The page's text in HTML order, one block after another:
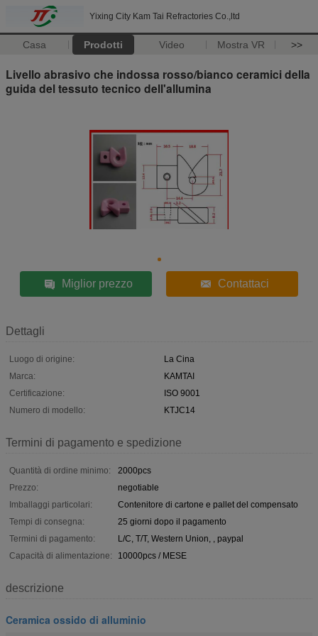
Yixing City Kam Tai Refractories Co.,ltd
Casa Prodotti Video Mostra VR >>
Livello abrasivo che indossa rosso/bianco ceramici della
guida del tessuto tecnico dell'allumina
Miglior prezzo Contattaci
Dettagli
Luogo di origine:
La Cina
Marca:
KAMTAI
Certificazione:
ISO 9001
Numero di modello:
KTJC14
Termini di pagamento e spedizione
Quantità di ordine minimo:
2000pcs
Prezzo:
negotiable
Imballaggi particolari:
Contenitore di cartone e pallet del compensato
Tempi di consegna:
25 giorni dopo il pagamento
Termini di pagamento:
L/C, T/T, Western Union, , paypal
Capacità di alimentazione:
10000pcs / MESE
descrizione
Ceramica ossido di alluminio